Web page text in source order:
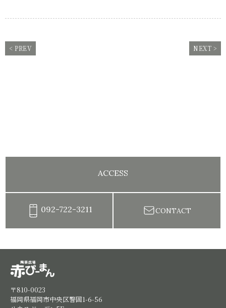
< PREV NEXT >
ACCESS
092-722-3211 CONTACT
〒810-0023
福岡県福岡市中央区警固1-6-56